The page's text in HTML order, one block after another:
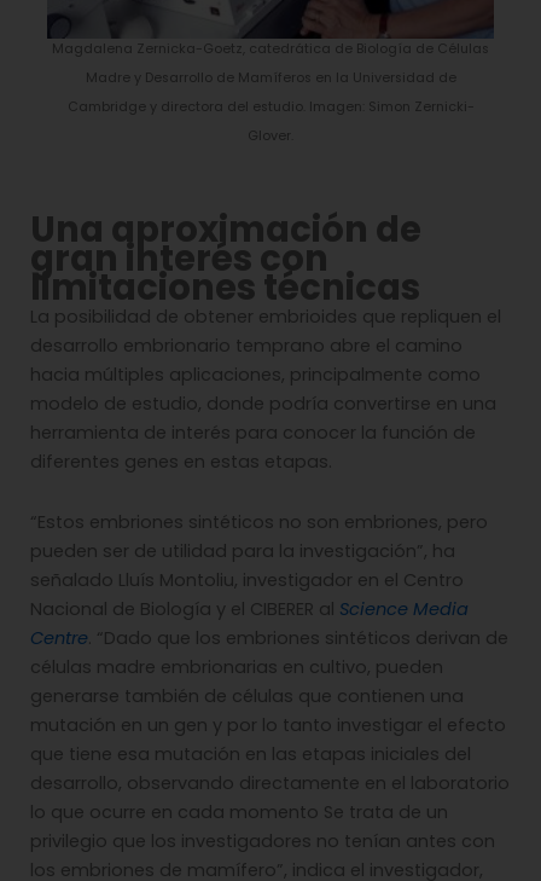
Magdalena Zernicka-Goetz, catedrática de Biología de Células
Madre y Desarrollo de Mamíferos en la Universidad de
Cambridge y directora del estudio. Imagen: Simon Zernicki-
Glover.
Una aproximación de
gran interés con
limitaciones técnicas
La posibilidad de obtener embrioides que repliquen el
desarrollo embrionario temprano abre el camino
hacia múltiples aplicaciones, principalmente como
modelo de estudio, donde podría convertirse en una
herramienta de interés para conocer la función de
diferentes genes en estas etapas.
“Estos embriones sintéticos no son embriones, pero
pueden ser de utilidad para la investigación”, ha
señalado Lluís Montoliu, investigador en el Centro
Nacional de Biología y el CIBERER al Science Media
Centre. “Dado que los embriones sintéticos derivan de
células madre embrionarias en cultivo, pueden
generarse también de células que contienen una
mutación en un gen y por lo tanto investigar el efecto
que tiene esa mutación en las etapas iniciales del
desarrollo, observando directamente en el laboratorio
lo que ocurre en cada momento Se trata de un
privilegio que los investigadores no tenían antes con
los embriones de mamífero”, indica el investigador,